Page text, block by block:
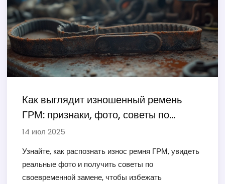
Как выглядит изношенный ремень
ГРМ: признаки, фото, советы по
замене
14 июл 2025
Узнайте, как распознать износ ремня ГРМ, увидеть
реальные фото и получить советы по
своевременной замене, чтобы избежать